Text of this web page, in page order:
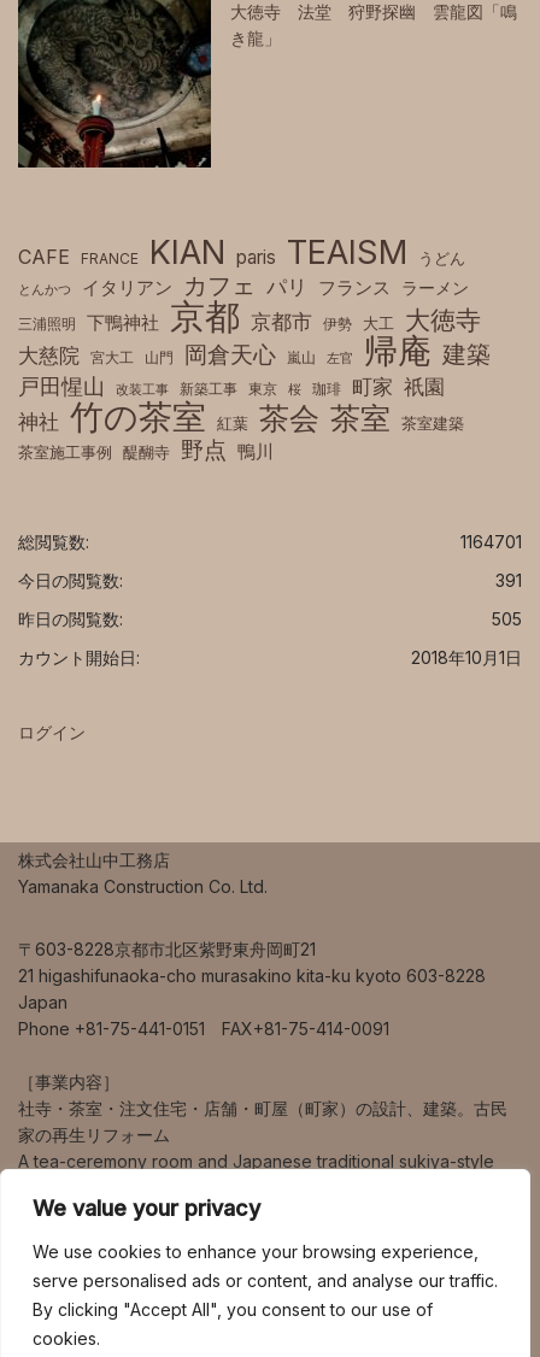
We value your privacy
We use cookies to enhance your browsing experience,
serve personalised ads or content, and analyse our traffic.
By clicking "Accept All", you consent to our use of
cookies.
大徳寺 法堂 狩野探幽 雲龍図「鳴
き龍」
CAFE FRANCE KIAN paris TEAISM うどん
とんかつ イタリアン カフェ パリ フランス ラーメン
三浦照明 下鴨神社 京都 京都市 伊勢 大工 大徳寺
大慈院 宮大工 山門 岡倉天心 嵐山 左官 帰庵 建築
戸田惺山 改装工事 新築工事 東京 桜 珈琲 町家 祇園
神社 竹の茶室 紅葉 茶会 茶室
茶室建築
茶室施工事例
醍醐寺 野点 鴨川
1164701
総閲覧数:
391
今日の閲覧数:
505
昨日の閲覧数:
2018年10月1日
カウント開始日:
ログイン
株式会社山中工務店
Yamanaka Construction Co. Ltd.
〒603-8228京都市北区紫野東舟岡町21
21 higashifunaoka-cho murasakino kita-ku kyoto 603-8228
Japan
Phone +81-75-441-0151 FAX+81-75-414-0091
［事業内容］
社寺・茶室・注文住宅・店舗・町屋（町家）の設計、建築。古民
家の再生リフォーム
A tea-ceremony room and Japanese traditional sukiya-style
営業エリアは、京都、大阪、兵庫、奈良、滋賀を中心に、海外、
東京、九州など幅広く対応しています。
HOME BLOG 社寺建築 茶室建築
住宅建築
町家建築